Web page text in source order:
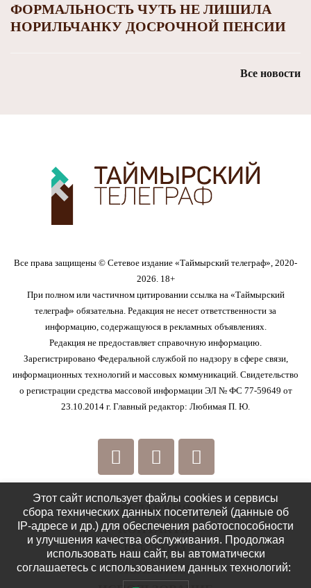
ФОРМАЛЬНОСТЬ ЧУТЬ НЕ ЛИШИЛА
НОРИЛЬЧАНКУ ДОСРОЧНОЙ ПЕНСИИ
Все новости
Все права защищены © Сетевое издание «Таймырский телеграф», 2020-
2026. 18+
При полном или частичном цитировании ссылка на «Таймырский
телеграф» обязательна. Редакция не несет ответственности за
информацию, содержащуюся в рекламных объявлениях.
Редакция не предоставляет справочную информацию.
Зарегистрировано Федеральной службой по надзору в сфере связи,
информационных технологий и массовых коммуникаций. Свидетельство
о регистрации средства массовой информации ЭЛ № ФС 77-59649 от
23.10.2014 г. Главный редактор: Любимая П. Ю.
РЕДАКЦИЯ
КОНТАКТЫ
РЕКЛАМА
ПОЛИТИКА
Этот сайт использует файлы cookies и сервисы
сбора технических данных посетителей (данные об
IP-адресе и др.) для обеспечения работоспособности
и улучшения качества обслуживания. Продолжая
использовать наш сайт, вы автоматически
соглашаетесь с использованием данных технологий: